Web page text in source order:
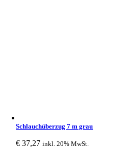
Schlauchüberzug 7 m grau
€ 37,27 inkl. 20% MwSt.